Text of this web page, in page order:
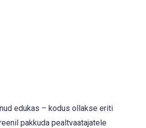
edukas – kodus ollakse eriti
pakkuda pealtvaatajatele